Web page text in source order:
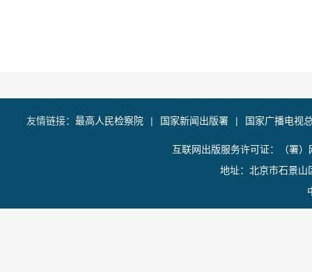
友情链接： 最高人民检察院 | 国家新闻出版署 | 国家广播电视
互联网出版服务许可证：（署
地址：北京市石景